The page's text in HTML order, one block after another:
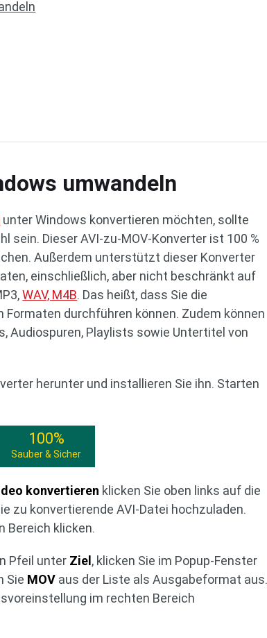
umwandeln
unter Windows konvertieren möchten, sollte
sein. Dieser AVI-zu-MOV-Konverter ist 100 %
Außerdem unterstützt dieser Konverter
einschließlich, aber nicht beschränkt auf
WAV, M4B. Das heißt, dass Sie die
durchführen können. Zudem können
Audiospuren, Playlists sowie Untertitel von
herunter und installieren Sie ihn. Starten
100%
Sauber & Sicher
konvertieren klicken Sie oben links auf die
zu konvertierende AVI-Datei hochzuladen.
Bereich klicken.
Pfeil unter Ziel , klicken Sie im Popup-Fenster
Sie MOV aus der Liste als Ausgabeformat aus.
im rechten Bereich